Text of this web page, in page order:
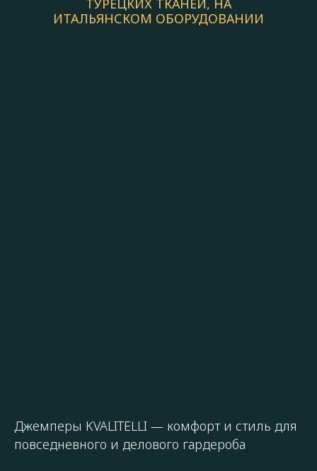
ИТАЛЬЯНСКОМ ОБОРУДОВАНИИ
Джемперы KVALITELLI — комфорт и стиль для
повседневного и делового гардероба